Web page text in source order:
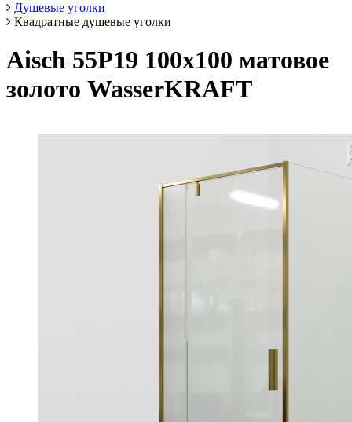
Душевые уголки
Квадратные душевые уголки
Aisch 55P19 100х100 матовое
золото WasserKRAFT